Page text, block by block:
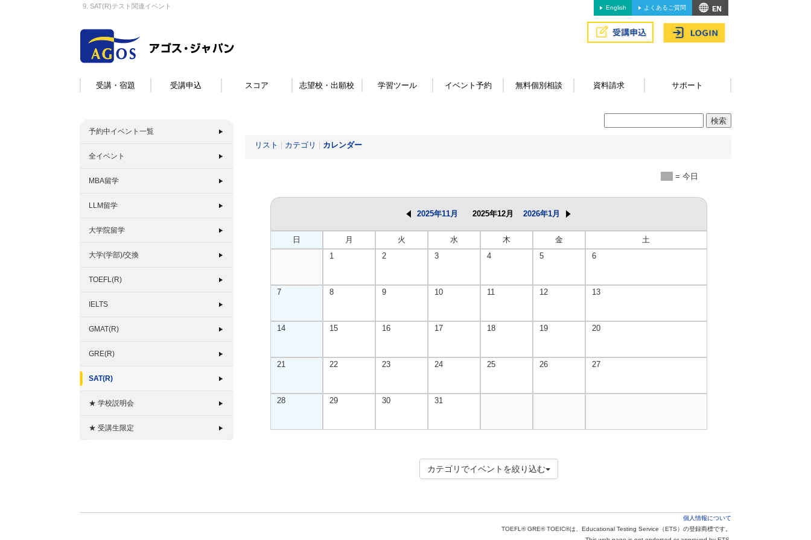
9. SAT(R)テスト関連イベント English よくあるご質問
受講・宿題 受講申込 スコア 志望校・出願校 学習ツール イベント予約 無料個別相談 資料請求 サポート
予約中イベント一覧
全イベント
MBA留学
LLM留学
大学院留学
大学(学部)/交換
TOEFL(R)
IELTS
GMAT(R)
GRE(R)
SAT(R)
★ 学校説明会
★ 受講生限定
リスト カテゴリ カレンダー
= 今日
2025年11月 2025年12月 2026年1月
日 月 火 水 木 金
土
1
2 3 4 5 6
7 8 9 10 11 12 13
14 15 16 17 18 19 20
21 22 23 24 25 26 27
28 29 30 31
カテゴリでイベントを絞り込む
個人情報について
TOEFL® GRE® TOEIC®は、Educational Testing Service（ETS）の登録商標です。